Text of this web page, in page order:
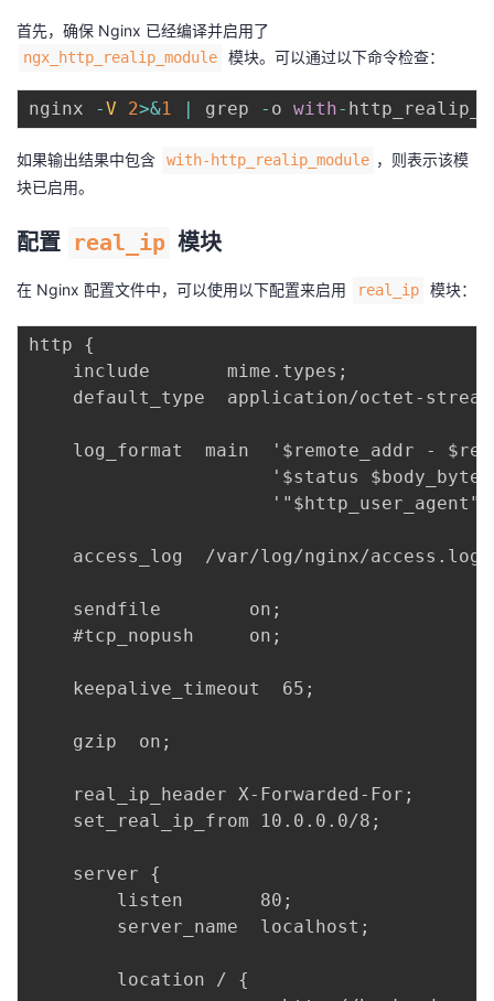
首先，确保 Nginx 已经编译并启用了
ngx_http_realip_module 模块。可以通过以下命令检查：
nginx -V 2>&1 | grep - o with-
如果输出结果中包含 with-http_realip_module ，则表示该模
块已启用。
配置 real_ip 模块
在 Nginx 配置文件中，可以使用以下配置来启用 real_ip 模块：
http {
    include       mime.types;
default_type  application/octet-
log_format  main  '$remote_addr -
'$status
'"$http_user_agent"
access_log  /var/log/nginx/access.log
    sendfile        on;
    #tcp_nopush     on;
    keepalive_timeout  65;
    gzip  on;
    real_ip_header X-Forwarded-For;
    set_real_ip_from 10.0.0.0/8;
    server {
        listen       80;
        server_name  localhost;
        location / {